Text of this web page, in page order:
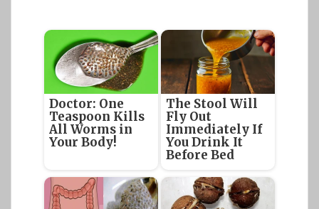
Doctor: One
Teaspoon Kills
All Worms in
Your Body!
The Stool Will
Fly Out
Immediately If
You Drink It
Before Bed